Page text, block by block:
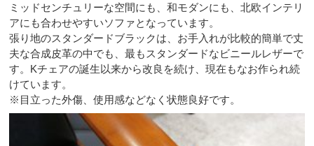
ミッドセンチュリーな空間にも、和モダンにも、北欧インテリ
アにも合わせやすいソファとなっています。
張り地のスタンダードブラックは、お手入れが比較的簡単で丈
夫な合成皮革の中でも、最もスタンダードなビニールレザーで
す。Kチェアの誕生以来から改良を続け、現在もなお作られ続
けています。
※目立った外傷、使用感などなく状態良好です。